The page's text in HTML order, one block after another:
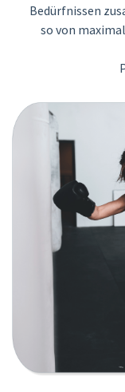
Bedürfnissen
so von